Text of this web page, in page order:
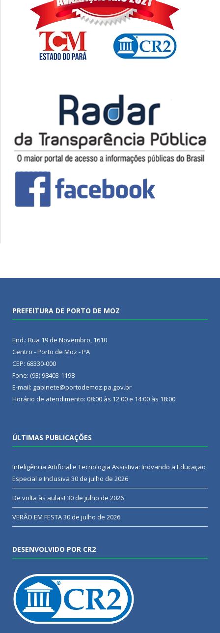
PREFEITURA DE PORTO DE MOZ
End.: Rua 19 de Novembro, 1610
Centro - Porto de Moz - PA
CEP: 68330-000
Fone: (93) 98403-1198
E-mail: gabinete@portodemoz.pa.gov.br
Horário de atendimento: 08:00 às 12:00 e 14:00 às 18:00
ÚLTIMAS PUBLICAÇÕES
Inteligência Artificial e Tecnologia Assistiva: Inovando a Educação
Especial e Inclusiva 30 de julho de 2026
De volta às aulas! 30 de julho de 2026
VERÃO EM FESTA30 de julho de 2026
DESENVOLVIDO POR CR2